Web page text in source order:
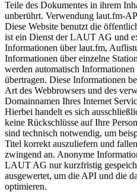
Teile des Dokumentes in ihrem
unberührt. Verwendung laut.fm-
Diese Website benutzt die
ist ein Dienst der LAUT AG und
Informationen über laut.fm,
Informationen über einzelne
werden automatisch
übertragen. Diese Informationen
Art des Webbrowsers und des
Domainnamen Ihres Internet
Hierbei handelt es sich
keine Rückschlüsse auf Ihre
sind technisch notwendig, um
Titel korrekt auszuliefern und
zwingend an. Anonyme
LAUT AG nur kurzfristig
ausgewertet, um die API und die
optimieren.